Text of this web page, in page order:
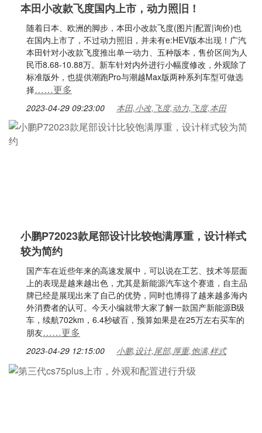
本田小改款飞度国内上市，动力照旧！
随着日本、欧洲的脚步，本田小改款飞度(图片|配置|询价)也
在国内上市了，不过动力照旧，并未有e:HEV版本出现！广汽
本田针对小改款飞度推出单一动力、五种版本，售价区间为人
民币8.68-10.88万。新车针对内外进行小幅度修改，外观除了
标准版外，也提供潮跑Pro与潮越Max版两种系列车型可做选
择……更多
2023-04-29 09:23:00 本田,小改,飞度,动力,飞度,本田
小鹏P72023款尾部设计比较饱满厚重，设计样式
较为简约
国产车在近些年来的高速发展中，可以说在工艺、技术等层面
上的表现是越来越出色，尤其是新能源汽车这个赛道，自主品
牌已经是展现出来了自己的优势，同时也博得了越来越多海内
外消费者的认可。今天小编就带大家了解一款国产新能源B级
车，续航702km，6.4秒破百，预算如果是在25万左右买车的
朋友……更多
2023-04-29 12:15:00 小鹏,设计,尾部,厚重,饱满,样式